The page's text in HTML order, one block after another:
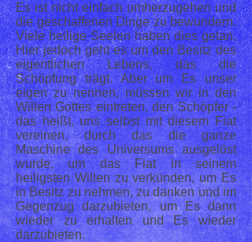
Es ist nicht einfach umherzugehen und
die geschaffenen Dinge zu bewundern.
Viele heilige Seelen haben dies getan.
Hier jedoch geht es um den Besitz des
eigentlichen Lebens, das die
Schöpfung trägt. Aber um Es unser
eigen zu nennen, müssen wir in den
Willen Gottes eintreten, den Schöpfer -
das heißt, uns selbst mit diesem Fiat
vereinen, durch das die ganze
Maschine des Universums ausgelöst
wurde, um das Fiat in seinem
heiligsten Willen zu verkünden, um Es
in Besitz zu nehmen, zu danken und im
Gegenzug darzubieten, um Es dann
wieder zu erhalten und Es wieder
darzubieten.